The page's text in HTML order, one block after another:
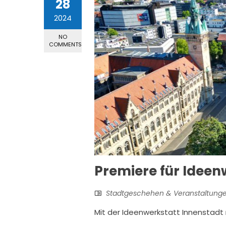
28
2024
NO
COMMENTS
Premiere für
Stadtgeschehen &
Mit der Ideenwerkstatt